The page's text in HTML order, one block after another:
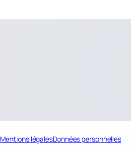
Mentions légalesDonnées personnelles